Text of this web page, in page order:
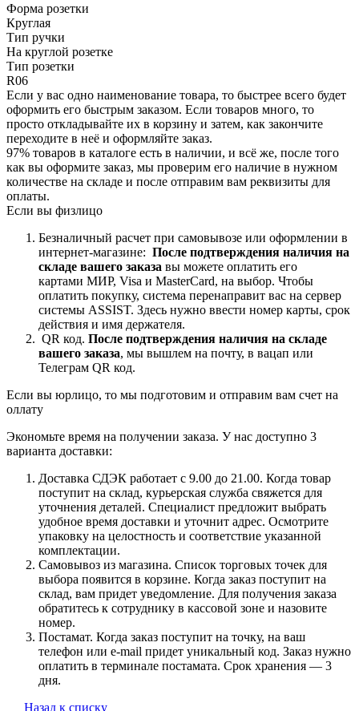
Форма розетки
Круглая
Тип ручки
На круглой розетке
Тип розетки
R06
Если у вас одно наименование товара, то быстрее всего будет
оформить его быстрым заказом. Если товаров много, то
просто откладывайте их в корзину и затем, как закончите
переходите в неё и оформляйте заказ.
97% товаров в каталоге есть в наличии, и всё же, после того
как вы оформите заказ, мы проверим его наличие в нужном
количестве на складе и после отправим вам реквизиты для
оплаты.
Если вы физлицо
Безналичный расчет при самовывозе или оформлении в
интернет-магазине: После подтверждения наличия на
складе вашего заказа вы можете оплатить его
картами МИР, Visa и MasterCard, на выбор. Чтобы
оплатить покупку, система перенаправит вас на сервер
системы ASSIST. Здесь нужно ввести номер карты, срок
действия и имя держателя.
QR код. После подтверждения наличия на складе
вашего заказа, мы вышлем на почту, в вацап или
Телеграм QR код.
Если вы юрлицо, то мы подготовим и отправим вам счет на
оллату
Экономьте время на получении заказа. У нас доступно 3
варианта доставки:
Доставка СДЭК работает с 9.00 до 21.00. Когда товар
поступит на склад, курьерская служба свяжется для
уточнения деталей. Специалист предложит выбрать
удобное время доставки и уточнит адрес. Осмотрите
упаковку на целостность и соответствие указанной
комплектации.
Самовывоз из магазина. Список торговых точек для
выбора появится в корзине. Когда заказ поступит на
склад, вам придет уведомление. Для получения заказа
обратитесь к сотруднику в кассовой зоне и назовите
номер.
Постамат. Когда заказ поступит на точку, на ваш
телефон или e-mail придет уникальный код. Заказ нужно
оплатить в терминале постамата. Срок хранения — 3
дня.
Назад к списку